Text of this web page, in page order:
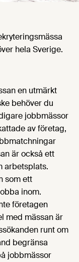
hela Sverige.
en utmärkt
behöver du
jobbmässor
av företag,
är också ett
arbetsplats.
som ett
inom.
företagen
med mässan är
runt om
begränsa
jobbmässor